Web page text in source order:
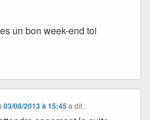
un bon week-end toi
03/08/2013 à 15:45 a dit :